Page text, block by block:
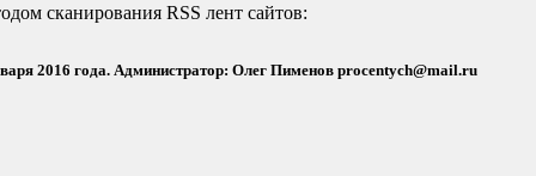
сканирования RSS лент сайтов:
2016 года. Администратор: Олег Пименов procentych@mail.ru